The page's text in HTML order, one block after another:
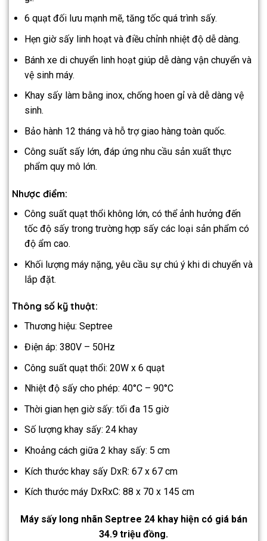
6 quạt đối lưu mạnh mẽ, tăng tốc quá trình sấy.
Hẹn giờ sấy linh hoạt và điều chỉnh nhiệt độ dễ dàng.
Bánh xe di chuyển linh hoạt giúp dễ dàng vận chuyển và
vệ sinh máy.
Khay sấy làm bằng inox, chống hoen gỉ và dễ dàng vệ
sinh.
Bảo hành 12 tháng và hỗ trợ giao hàng toàn quốc.
Công suất sấy lớn, đáp ứng nhu cầu sản xuất thực
phẩm quy mô lớn.
Nhược điểm:
Công suất quạt thổi không lớn, có thể ảnh hưởng đến
tốc độ sấy trong trường hợp sấy các loại sản phẩm có
độ ẩm cao.
Khối lượng máy nặng, yêu cầu sự chú ý khi di chuyển và
lắp đặt.
Thông số kỹ thuật:
Thương hiệu: Septree
Điện áp: 380V – 50Hz
Công suất quạt thổi: 20W x 6 quạt
Nhiệt độ sấy cho phép: 40°C – 90°C
Thời gian hẹn giờ sấy: tối đa 15 giờ
Số lượng khay sấy: 24 khay
Khoảng cách giữa 2 khay sấy: 5 cm
Kích thước khay sấy DxR: 67 x 67 cm
Kích thước máy DxRxC: 88 x 70 x 145 cm
Máy sấy long nhãn Septree 24 khay hiện có giá bán
34.9 triệu đồng.